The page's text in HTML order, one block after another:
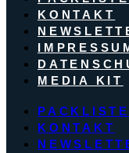
KONTAKT
MEDIA KIT
PACKLISTE
KONTAKT